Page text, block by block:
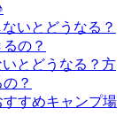
とどうなる？方
？